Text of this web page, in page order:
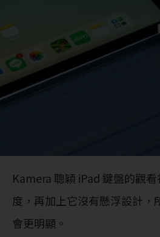
Kamera 聰穎 iPad 鍵盤的觀
度，再加上它沒有懸浮設計，
會更明顯。